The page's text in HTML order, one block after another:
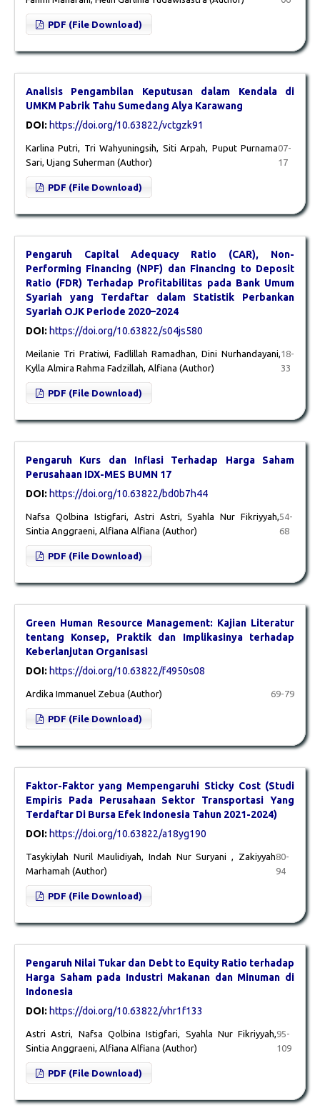
PDF (File Download)
Analisis Pengambilan Keputusan dalam Kendala di
UMKM Pabrik Tahu Sumedang Alya Karawang
DOI: https://doi.org/10.63822/vctgzk91
Karlina Putri, Tri Wahyuningsih, Siti Arpah, Puput Purnama
Sari, Ujang Suherman (Author)
07-
17
PDF (File Download)
Pengaruh Capital Adequacy Ratio (CAR), Non-
Performing Financing (NPF) dan Financing to Deposit
Ratio (FDR) Terhadap Profitabilitas pada Bank Umum
Syariah yang Terdaftar dalam Statistik Perbankan
Syariah OJK Periode 2020–2024
DOI: https://doi.org/10.63822/s04js580
Meilanie Tri Pratiwi, Fadlillah Ramadhan, Dini Nurhandayani,
Kylla Almira Rahma Fadzillah, Alfiana (Author)
18-
33
PDF (File Download)
Pengaruh Kurs dan Inflasi Terhadap Harga Saham
Perusahaan IDX-MES BUMN 17
DOI: https://doi.org/10.63822/bd0b7h44
Nafsa Qolbina Istigfari, Astri Astri, Syahla Nur Fikriyyah,
Sintia Anggraeni, Alfiana Alfiana (Author)
54-
68
PDF (File Download)
Green Human Resource Management: Kajian Literatur
tentang Konsep, Praktik dan Implikasinya terhadap
Keberlanjutan Organisasi
DOI: https://doi.org/10.63822/f4950s08
Ardika Immanuel Zebua (Author) 69-79
PDF (File Download)
Faktor-Faktor yang Mempengaruhi Sticky Cost (Studi
Empiris Pada Perusahaan Sektor Transportasi Yang
Terdaftar Di Bursa Efek Indonesia Tahun 2021-2024)
DOI: https://doi.org/10.63822/a18yg190
Tasykiylah Nuril Maulidiyah, Indah Nur Suryani , Zakiyyah
Marhamah (Author)
80-
94
PDF (File Download)
Pengaruh Nilai Tukar dan Debt to Equity Ratio terhadap
Harga Saham pada Industri Makanan dan Minuman di
Indonesia
DOI: https://doi.org/10.63822/vhr1f133
Astri Astri, Nafsa Qolbina Istigfari, Syahla Nur Fikriyyah,
Sintia Anggraeni, Alfiana Alfiana (Author)
95-
109
PDF (File Download)